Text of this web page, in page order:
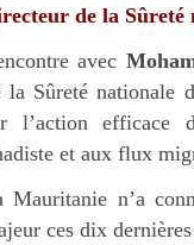
de la Sûreté
avec
la Sûreté nationale
l’action efficace
et aux flux
Mauritanie n’a
ces dix